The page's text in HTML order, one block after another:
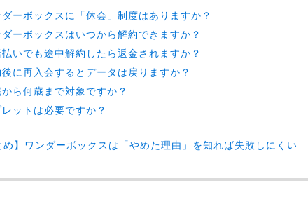
ダーボックスに「休会」制度はありますか？
ダーボックスはいつから解約できますか？
払いでも途中解約したら返金されますか？
後に再入会するとデータは戻りますか？
から何歳まで対象ですか？
レットは必要ですか？
め】ワンダーボックスは「やめた理由」を知れば失敗しにくい